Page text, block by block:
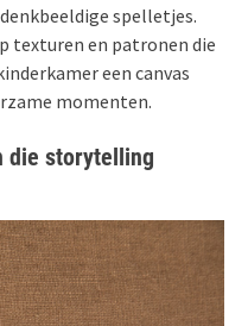
spelletjes.
texturen en patronen die
een canvas
momenten.
die storytelling